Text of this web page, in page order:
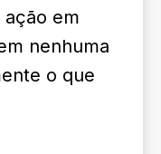
em
nenhuma
o que